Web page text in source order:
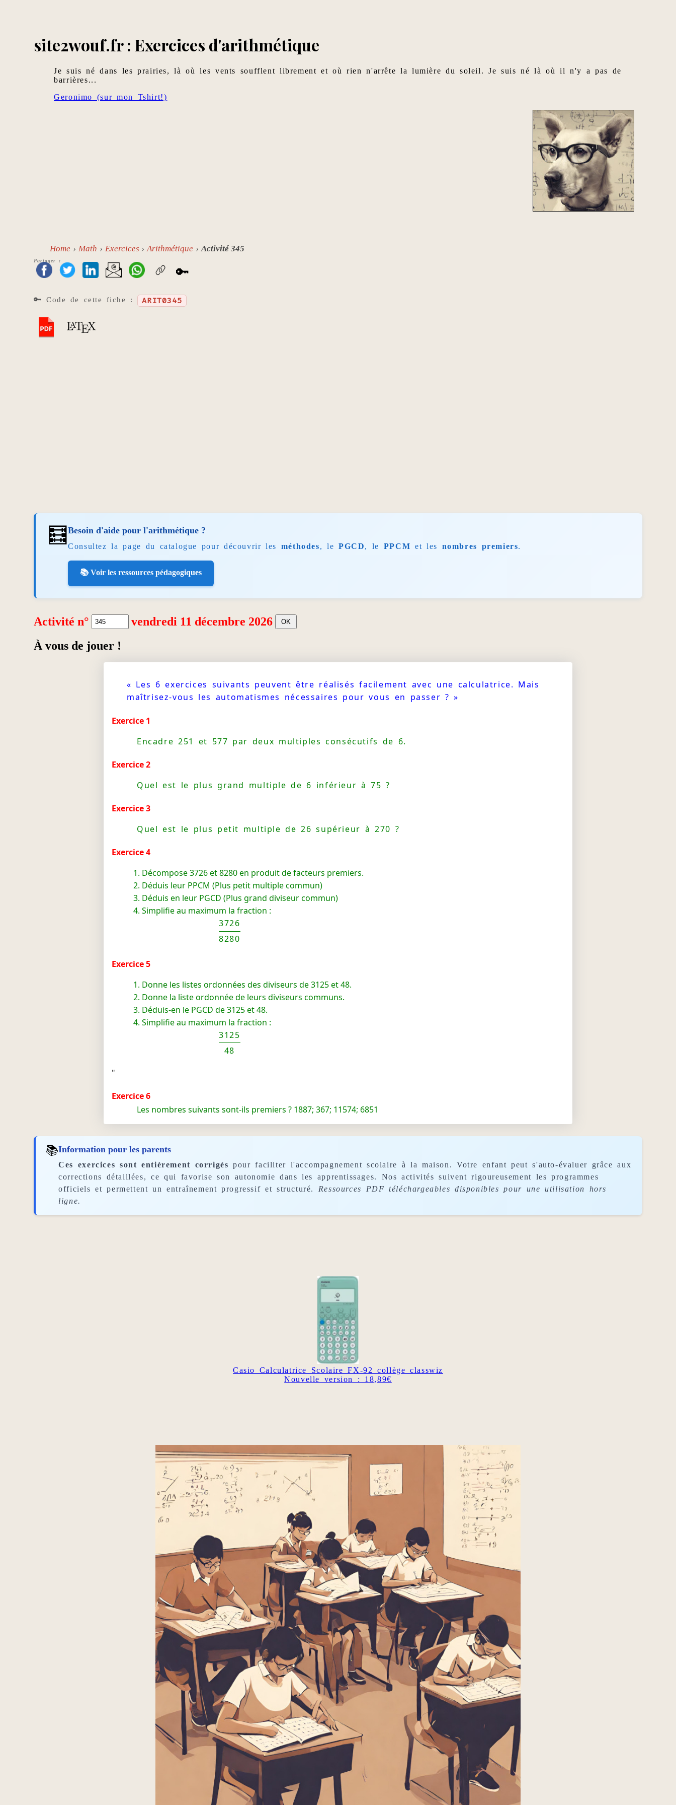
site2wouf.fr : Exercices d'arithmétique
Je suis né dans les prairies, là où les vents soufflent librement et où rien n'arrête la lumière du soleil. Je suis né là où il n'y a pas de
barrières...
Geronimo (sur mon Tshirt!)
Home Math Exercices Arithmétique Activité 345
Partager :
🔑
🔑 Code de cette fiche : ARIT0345
🧮Besoin d'aide pour l'arithmétique ?
Consultez la page du catalogue pour découvrir les méthodes, lePGCD, le PPCM et les nombres premiers.
📚 Voir les ressources pédagogiques
Activité n°
vendredi 11 décembre 2026
À vous de jouer !
« Les 6 exercices suivants peuvent être réalisés facilement avec une calculatrice. Mais
maîtrisez-vous les automatismes nécessaires pour vous en passer ? »
Exercice 1
Encadre 251 et 577 par deux multiples consécutifs de 6.
Exercice 2
Quel est le plus grand multiple de 6 inférieur à 75 ?
Exercice 3
Quel est le plus petit multiple de 26 supérieur à 270 ?
Exercice 4
Décompose 3726 et 8280 en produit de facteurs premiers.
Déduis leur PPCM (Plus petit multiple commun)
Déduis en leur PGCD (Plus grand diviseur commun)
Simplifie au maximum la fraction :
3726
8280
Exercice 5
Donne les listes ordonnées des diviseurs de 3125 et 48.
Donne la liste ordonnée de leurs diviseurs communs.
Déduis-en le PGCD de 3125 et 48.
Simplifie au maximum la fraction :
3125
48
"
Exercice 6
Les nombres suivants sont-ils premiers ? 1887; 367; 11574; 6851
📚Information pour les parents
Ces exercices sont entièrement corrigés pour faciliter l'accompagnement scolaire à la maison. Votre enfant peut s'auto-évaluer grâce aux
corrections détaillées, ce qui favorise son autonomie dans les apprentissages. Nos activités suivent rigoureusement les programmes
officiels et permettent un entraînement progressif et structuré. Ressources PDF téléchargeables disponibles pour une utilisation hors
ligne.
Casio Calculatrice Scolaire FX-92 collège classwiz
Nouvelle version : 18,89€